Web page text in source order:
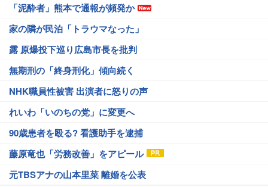
「泥酔者」熊本で通報が頻発か
家の隣が民泊「トラウマなった」
露 原爆投下巡り広島市長を批判
無期刑の「終身刑化」傾向続く
NHK職員性被害 出演者に怒りの声
れいわ「いのちの党」に変更へ
90歳患者を殴る? 看護助手を逮捕
藤原竜也「労務改善」をアピール
元TBSアナの山本里菜 離婚を公表